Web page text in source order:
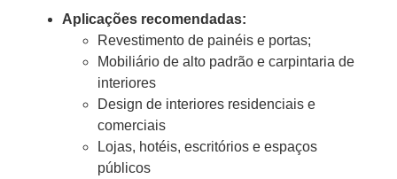
Aplicações recomendadas:
Revestimento de painéis e portas;
Mobiliário de alto padrão e carpintaria de
interiores
Design de interiores residenciais e
comerciais
Lojas, hotéis, escritórios e espaços
públicos